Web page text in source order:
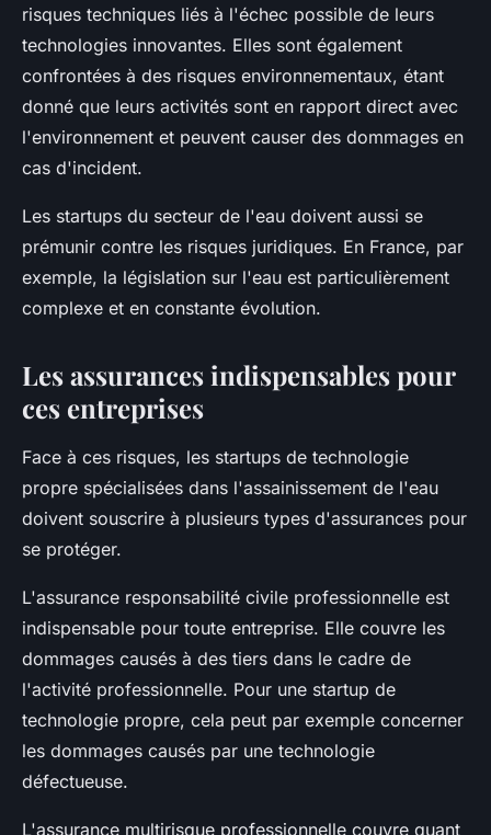
risques techniques liés à l'échec possible de leurs
technologies innovantes. Elles sont également
confrontées à des risques environnementaux, étant
donné que leurs activités sont en rapport direct avec
l'environnement et peuvent causer des dommages en
cas d'incident.
Les startups du secteur de l'eau doivent aussi se
prémunir contre les risques juridiques. En France, par
exemple, la législation sur l'eau est particulièrement
complexe et en constante évolution.
Les assurances indispensables pour
ces entreprises
Face à ces risques, les startups de technologie
propre spécialisées dans l'assainissement de l'eau
doivent souscrire à plusieurs types d'assurances pour
se protéger.
L'assurance responsabilité civile professionnelle est
indispensable pour toute entreprise. Elle couvre les
dommages causés à des tiers dans le cadre de
l'activité professionnelle. Pour une startup de
technologie propre, cela peut par exemple concerner
les dommages causés par une technologie
défectueuse.
L'assurance multirisque professionnelle couvre quant